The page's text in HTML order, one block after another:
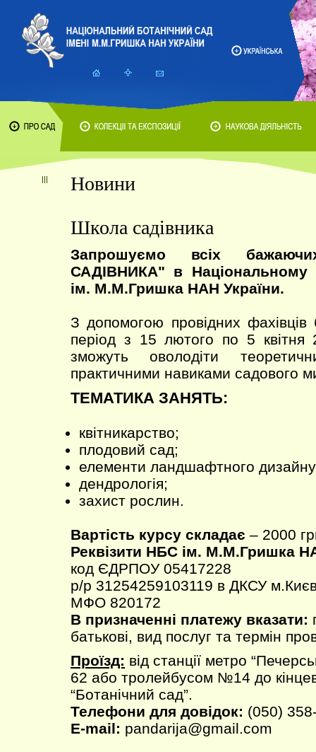
Новини
Школа садівника
Запрошуємо всіх
САДІВНИКА" в Національному
ім. М.М.Гришка НАН України.
З допомогою провідних фахівців
період з 15 лютого по 5 квітня
зможуть оволодіти
практичними навиками садового
ТЕМАТИКА ЗАНЯТЬ:
квітникарство;
плодовий сад;
елементи ландшафтного
дендрологія;
захист рослин.
Вартість курсу складає – 2000
Реквізити НБС ім. М.М.Гришка
код ЄДРПОУ 05417228
р/р 31254259103119 в ДКСУ
МФО 820172
В призначенні платежу вказати:
батькові, вид послуг та термін
Проїзд: від станції метро
62 або тролейбусом №14 до
“Ботанічний сад”.
Телефони для довідок: (050)
E-mail: pandarija@gmail.com